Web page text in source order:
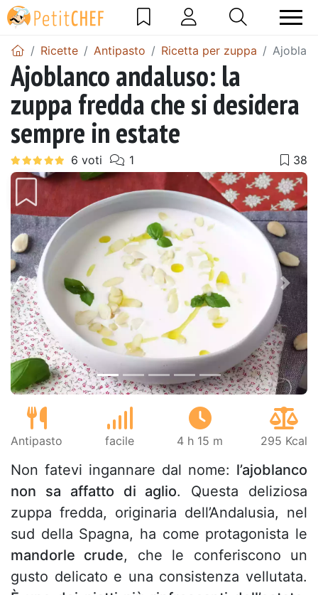
Ricette Antipasto Ricetta per zuppa
Ajoblanco andaluso: la
zuppa fredda che si desidera
sempre in estate
Precedente
Antipasto facile 4 h 15 m 295 Kcal
Non fatevi ingannare dal nome: l’ajoblanco
non sa affatto di aglio. Questa deliziosa
zuppa fredda, originaria dell’Andalusia, nel
sud della Spagna, ha come protagonista le
mandorle crude, che le conferiscono un
gusto delicato e una consistenza vellutata.